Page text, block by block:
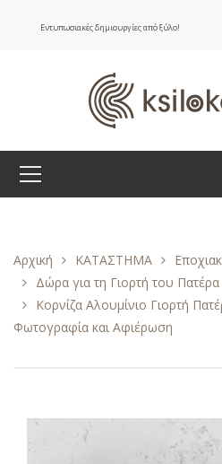
Εντυπωσιακές δημιουργίες από ξύλο!
Αρχική ΚΑΤΑΣΤΗΜΑ
Δώρα για τη Γιορτή του Πατέρα
Κορνίζα Αλουμίνιο Γιορτή
Φωτογραφία και Αφιέρωση